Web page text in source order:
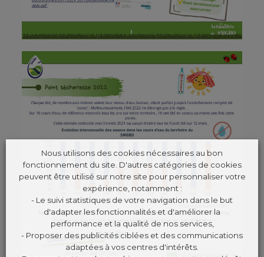
Nous utilisons des cookies nécessaires au bon
fonctionnement du site. D'autres catégories de cookies
peuvent être utilisé sur notre site pour personnaliser votre
expérience, notamment :
- Le suivi statistiques de votre navigation dans le but
d'adapter les fonctionnalités et d'améliorer la
performance et la qualité de nos services,
- Proposer des publicités ciblées et des communications
adaptées à vos centres d'intérêts.